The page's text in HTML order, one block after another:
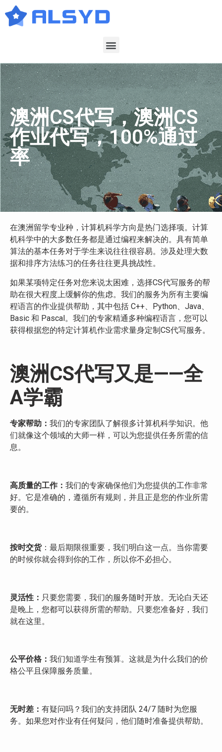
澳洲CS代写，澳洲CS
作业代写，100%通过
率
在澳洲留学专业种，计算机科学方向是热门选择项。计算
机科学中的大多数任务都是通过编程来解决的。具有简单
算法的基本任务对于学生来说往往很容易。涉及处理大数
据和排序方法练习的任务往往更具挑战性。
如果某项特定任务对您来说太困难，选择CS代写服务的帮
助在很大程度上缓解你的焦虑。我们的服务为所有主要编
程语言的作业提供帮助，其中包括 C++、Python、Java、
Basic 和 Pascal。我们的专家精通多种编程语言，您可以
获得根据您的特定计算机作业需求量身定制CS代写服务。
澳洲CS代写又是——全
A学霸
专家帮助： 我们的专家团队了解很多计算机科学知识。他
们就像这个领域的大师一样，可以为您提供任务所需的信
息。
高质量的工作： 我们的专家确保他们为您提供的工作非常
好。它是准确的，遵循所有规则，并且正是您的作业所需
要的。
按时交货：最后期限很重要，我们明白这一点。当你需要
的时候你就会得到你的工作，所以你不必担心。
灵活性： 只要您需要，我们的服务随时开放。无论白天还
是晚上，您都可以获得所需的帮助。只要您准备好，我们
就在这里。
公平价格： 我们知道学生有预算。这就是为什么我们的价
格公平且保障服务质量。
无时差 ： 有疑问吗？我们的支持团队 24/7 随时为您服
务。如果您对作业有任何疑问，他们随时准备提供帮助。